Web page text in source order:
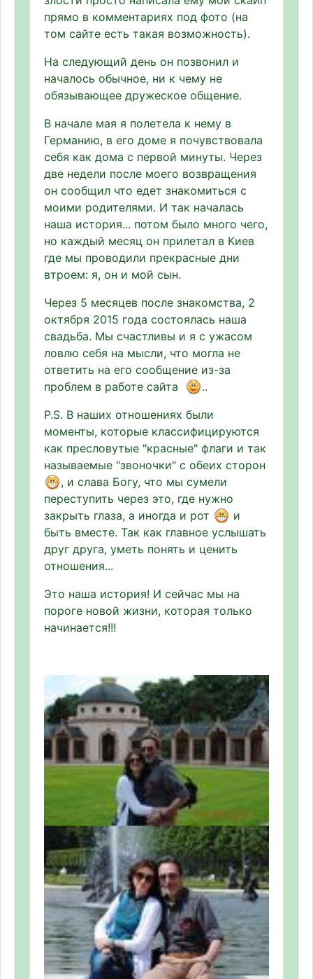
прямо в комментариях под фото (на
том сайте есть такая возможность).
На следующий день он позвонил и
началось обычное, ни к чему не
обязывающее дружеское общение.
В начале мая я полетела к нему в
Германию, в его доме я почувствовала
себя как дома с первой минуты. Через
две недели после моего возвращения
он сообщил что едет знакомиться с
моими родителями. И так началась
наша история... потом было много чего,
но каждый месяц он прилетал в Киев
где мы проводили прекрасные дни
втроем: я, он и мой сын.
Через 5 месяцев после знакомства, 2
октября 2015 года состоялась наша
свадьба. Мы счастливы и я с ужасом
ловлю себя на мысли, что могла не
ответить на его сообщение из-за
проблем в работе сайта
..
Р.S. В наших отношениях были
моменты, которые классифицируются
как пресловутые "красные" флаги и так
называемые "звоночки" с обеих сторон
, и слава Богу, что мы сумели
переступить через это, где нужно
закрыть глаза, а иногда и рот
и
быть вместе. Так как главное услышать
друг друга, уметь понять и ценить
отношения...
Это наша история! И сейчас мы на
пороге новой жизни, которая только
начинается!!!